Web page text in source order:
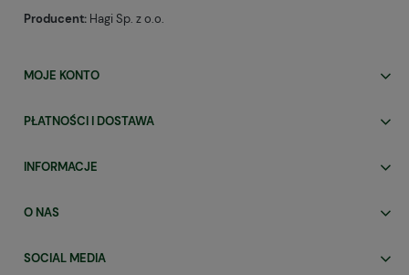
Producent: Hagi Sp. z o.o.
MOJE KONTO
PŁATNOŚCI I DOSTAWA
INFORMACJE
O NAS
SOCIAL MEDIA